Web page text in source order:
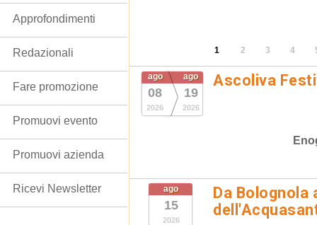
1 2 3 4
ago
08
2026
ago
19
2026
Ascoliva
ago
15
2026
Da Bolognola
Approfondimenti
Redazionali
Fare promozione
Promuovi evento
Promuovi azienda
Ricevi Newsletter